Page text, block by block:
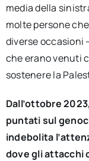
media della
molte persone
diverse occasioni
che erano venuti
sostenere la
Dall’ottobre
puntati sul
indebolita
dove gli attacchi